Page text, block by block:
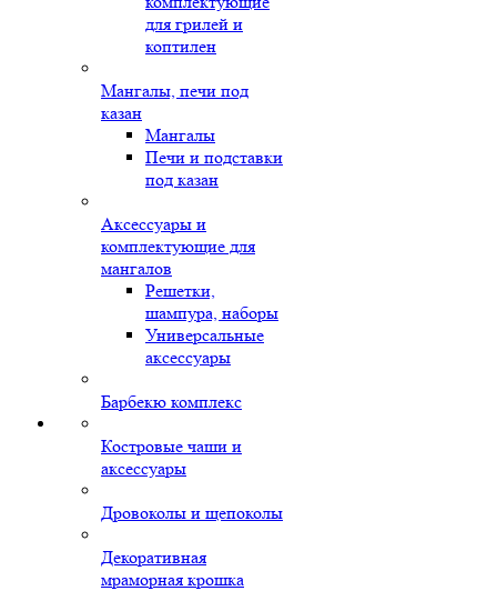
для грилей и
коптилен
Мангалы, печи под
казан
Мангалы
Печи и подставки
под казан
Аксессуары и
комплектующие для
мангалов
Решетки,
шампура, наборы
Универсальные
аксессуары
Барбекю комплекс
Костровые чаши и
аксессуары
Дровоколы и щепоколы
Декоративная
мраморная крошка